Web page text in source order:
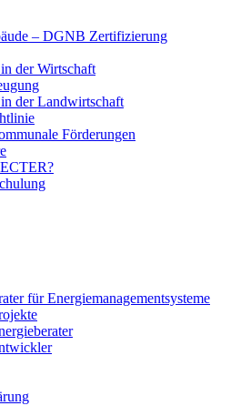
– DGNB Zertifizierung
der Wirtschaft
der Landwirtschaft
Förderungen
für Energiemanagementsysteme